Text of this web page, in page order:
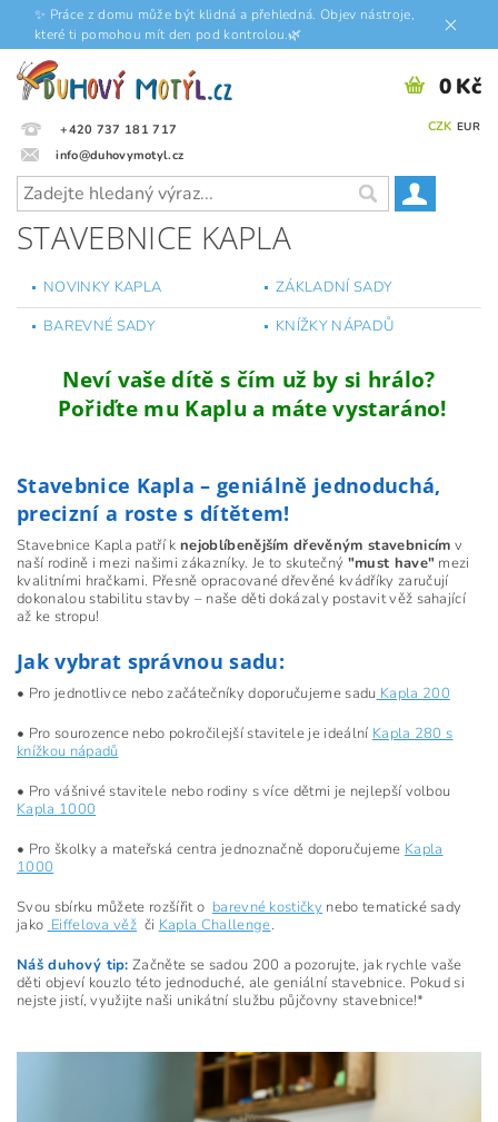
✨ Práce z domu může být klidná a přehledná. Objev nástroje,
které ti pomohou mít den pod kontrolou.🌿
+420 737 181 717
info@duhovymotyl.cz
CZK EUR
0 Kč
STAVEBNICE KAPLA
NOVINKY KAPLA
ZÁKLADNÍ SADY
BAREVNÉ SADY
KNÍŽKY NÁPADŮ
Neví vaše dítě s čím už by si hrálo?
Pořiďte mu Kaplu a máte vystaráno!
Stavebnice Kapla – geniálně jednoduchá,
precizní a roste s dítětem!
Stavebnice Kapla patří k nejoblíbenějším dřevěným stavebnicím v
naší rodině i mezi našimi zákazníky. Je to skutečný "must have" mezi
kvalitními hračkami. Přesně opracované dřevěné kvádříky zaručují
dokonalou stabilitu stavby – naše děti dokázaly postavit věž sahající
až ke stropu!
Jak vybrat správnou sadu:
• Pro jednotlivce nebo začátečníky doporučujeme sadu Kapla 200
• Pro sourozence nebo pokročilejší stavitele je ideální Kapla 280 s
knížkou nápadů
• Pro vášnivé stavitele nebo rodiny s více dětmi je nejlepší volbou
Kapla 1000
• Pro školky a mateřská centra jednoznačně doporučujeme Kapla
1000
Svou sbírku můžete rozšířit o barevné kostičky nebo tematické sady
jako Eiffelova věž či Kapla Challenge.
Náš duhový tip: Začněte se sadou 200 a pozorujte, jak rychle vaše
děti objeví kouzlo této jednoduché, ale geniální stavebnice. Pokud si
nejste jistí, využijte naši unikátní službu půjčovny stavebnice!*